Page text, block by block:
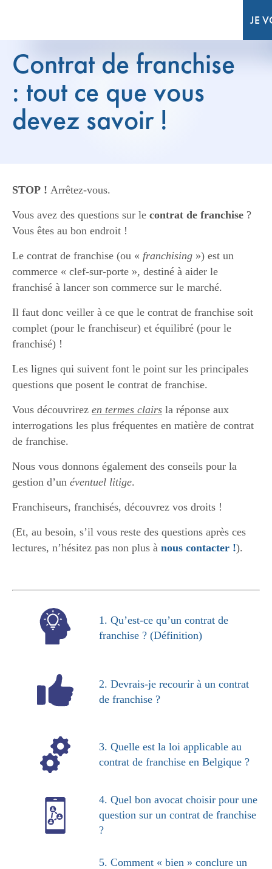
JE
Contrat de franchise
: tout ce que vous
devez savoir !
STOP ! Arrêtez-vous.
Vous avez des questions sur le contrat de franchise ?
Vous êtes au bon endroit !
Le contrat de franchise (ou « franchising ») est un
commerce « clef-sur-porte », destiné à aider le
franchisé à lancer son commerce sur le marché.
Il faut donc veiller à ce que le contrat de franchise soit
complet (pour le franchiseur) et équilibré (pour le
franchisé) !
Les lignes qui suivent font le point sur les principales
questions que posent le contrat de franchise.
Vous découvrirez en termes clairs la réponse aux
interrogations les plus fréquentes en matière de contrat
de franchise.
Nous vous donnons également des conseils pour la
gestion d’un éventuel litige.
Franchiseurs, franchisés, découvrez vos droits !
(Et, au besoin, s’il vous reste des questions après ces
lectures, n’hésitez pas non plus à nous contacter !).
1. Qu’est-ce qu’un contrat de
franchise ? (Définition)
2. Devrais-je recourir à un contrat
de franchise ?
3. Quelle est la loi applicable au
contrat de franchise en Belgique ?
4. Quel bon avocat choisir pour une
question sur un contrat de franchise
?
5. Comment « bien » conclure un